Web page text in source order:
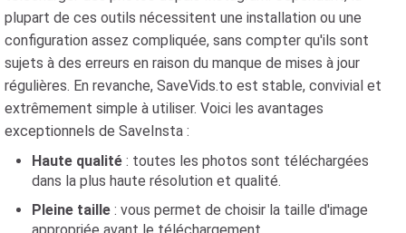
plupart de ces outils nécessitent une installation ou une
configuration assez compliquée, sans compter qu'ils sont
sujets à des erreurs en raison du manque de mises à jour
régulières. En revanche, SaveVids.to est stable, convivial et
extrêmement simple à utiliser. Voici les avantages
exceptionnels de SaveInsta :
Haute qualité : toutes les photos sont téléchargées
dans la plus haute résolution et qualité.
Pleine taille : vous permet de choisir la taille d'image